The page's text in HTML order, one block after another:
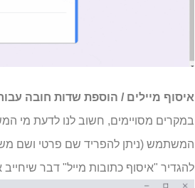
איסוף מיילים / הוספת שדות חובה
במקרים מסויימים, חשוב לנו לדעת מי
המשתמש (ניתן להפריד שם פרטי ושם
להגדיר "איסוף כתובות מייל" דבר